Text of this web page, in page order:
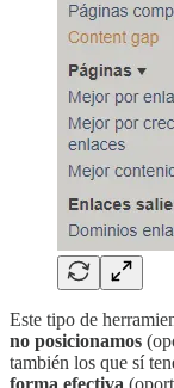
Este tipo de
no posicionamos
también los que sí
forma efectiva